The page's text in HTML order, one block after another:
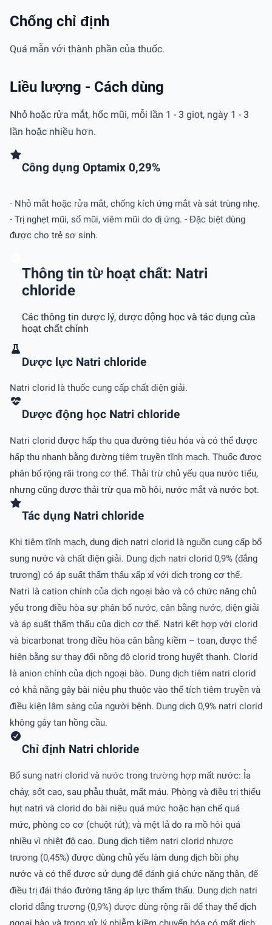
Chống chỉ định
Quá mẫn với thành phần của thuốc.
Liều lượng - Cách dùng
Nhỏ hoặc rửa mắt, hốc mũi, mỗi lần 1 - 3 giọt, ngày 1 - 3
lần hoặc nhiều hơn.
Công dụng Optamix 0,29%
- Nhỏ mắt hoặc rửa mắt, chống kích ứng mắt và sát trùng nhẹ.
- Trị nghẹt mũi, sổ mũi, viêm mũi do dị ứng. - Đặc biệt dùng
được cho trẻ sơ sinh.
Thông tin từ hoạt chất: Natri
chloride
Các thông tin dược lý, dược động học và tác dụng của
hoạt chất chính
Dược lực Natri chloride
Natri clorid là thuốc cung cấp chất điện giải.
Dược động học Natri chloride
Natri clorid được hấp thu qua đường tiêu hóa và có thể được
hấp thu nhanh bằng đường tiêm truyền tĩnh mạch. Thuốc được
phân bố rộng rãi trong cơ thể. Thải trừ chủ yếu qua nước tiểu,
nhưng cũng được thải trừ qua mồ hôi, nước mắt và nước bọt.
Tác dụng Natri chloride
Khi tiêm tĩnh mạch, dung dịch natri clorid là nguồn cung cấp bổ
sung nước và chất điện giải. Dung dịch natri clorid 0,9% (đẳng
trương) có áp suất thẩm thấu xấp xỉ với dịch trong cơ thể.
Natri là cation chính của dịch ngoại bào và có chức năng chủ
yếu trong điều hòa sự phân bố nước, cân bằng nước, điện giải
và áp suất thẩm thấu của dịch cơ thể. Natri kết hợp với clorid
và bicarbonat trong điều hòa cân bằng kiềm – toan, được thể
hiện bằng sự thay đổi nồng độ clorid trong huyết thanh. Clorid
là anion chính của dịch ngoại bào. Dung dịch tiêm natri clorid
có khả năng gây bài niệu phụ thuộc vào thể tích tiêm truyền và
điều kiện lâm sàng của người bệnh. Dung dịch 0,9% natri clorid
không gây tan hồng cầu.
Chỉ định Natri chloride
Bổ sung natri clorid và nước trong trường hợp mất nước: Ỉa
chảy, sốt cao, sau phẫu thuật, mất máu. Phòng và điều trị thiếu
hụt natri và clorid do bài niệu quá mức hoặc hạn chế quá
mức, phòng co cơ (chuột rút); và mệt lả do ra mồ hôi quá
nhiều vì nhiệt độ cao. Dung dịch tiêm natri clorid nhược
trương (0,45%) được dùng chủ yếu làm dung dịch bồi phụ
nước và có thể được sử dụng để đánh giá chức năng thận, để
điều trị đái tháo đường tăng áp lực thẩm thấu. Dung dịch natri
clorid đẳng trương (0,9%) được dùng rộng rãi để thay thế dịch